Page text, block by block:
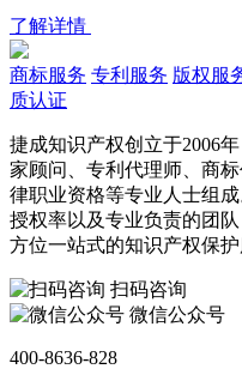
了解详情
商标服务 专利服务 版权服
质认证
捷成知识产权创立于2006
家顾问、专利代理师、商
律职业资格等专业人士组
授权率以及专业负责的团
方位一站式的知识产权保护
扫码咨询
微信公众号
400-8636-828